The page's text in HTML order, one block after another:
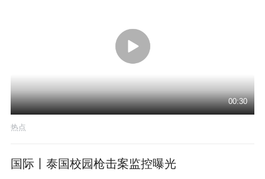
00:30
热点
国际丨泰国校园枪击案监控曝光